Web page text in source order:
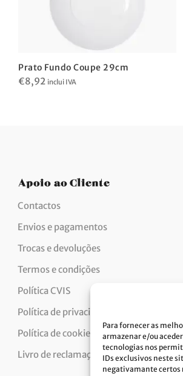
Para fornecer as
armazenar e/ou
tecnologias nos
IDs exclusivos neste
negativamante certos
Prato Fundo Coupe 29cm
€8,92 inclui IVA
Apoio ao Cliente
Contactos
Envios e pagamentos
Trocas e devoluções
Termos e condições
Política CVIS
Política de privacidade
Política de cookies
Livro de reclamações